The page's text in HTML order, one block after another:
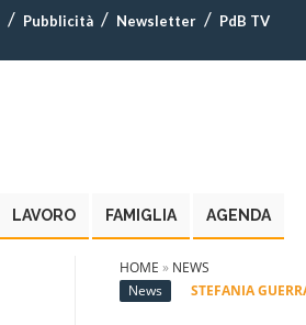
Pubblicità Newsletter PdB TV
LAVORO FAMIGLIA AGENDA
HOME » NEWS
News
STEFANIA